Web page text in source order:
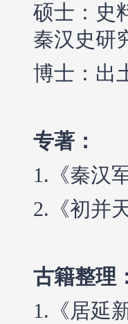
硕士：史
秦汉史研
博士：出
专著：
1.《秦汉
2.《初并
古籍整理
1.《居延